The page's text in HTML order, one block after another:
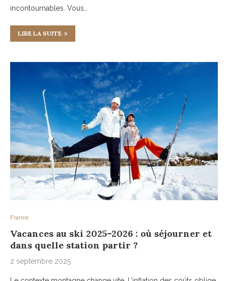
incontournables. Vous…
LIRE LA SUITE
France
Vacances au ski 2025–2026 : où séjourner et
dans quelle station partir ?
2 septembre 2025